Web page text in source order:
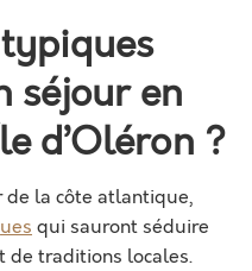
séjour en
d’Oléron ?
de la côte atlantique,
qui sauront séduire
de traditions locales.